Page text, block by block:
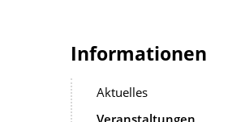
Informationen
Aktuelles
Veranstaltungen